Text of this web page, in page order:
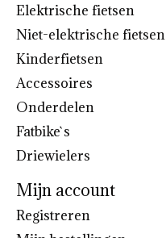
Elektrische fietsen
Niet-elektrische fietsen
Kinderfietsen
Accessoires
Onderdelen
Fatbike`s
Driewielers
Mijn account
Registreren